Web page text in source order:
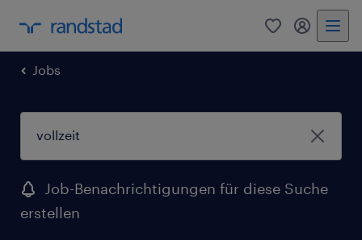
0 Mein
Jobs
Job-Benachrichtigungen für diese Suche
erstellen